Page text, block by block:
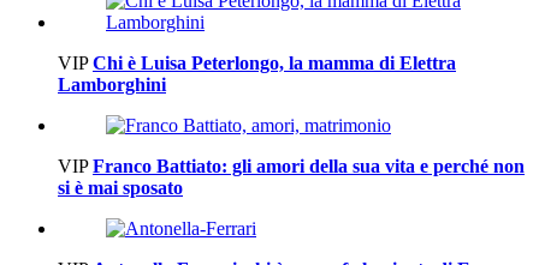
VIP Chi è Luisa Peterlongo, la mamma di Elettra
Lamborghini
VIP Franco Battiato: gli amori della sua vita e perché non
si è mai sposato